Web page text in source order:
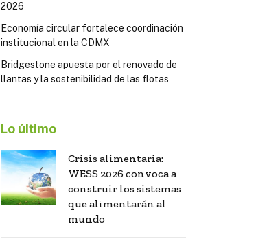
2026
Economía circular fortalece coordinación
institucional en la CDMX
Bridgestone apuesta por el renovado de
llantas y la sostenibilidad de las flotas
Lo último
Crisis alimentaria:
WESS 2026 convoca a
construir los sistemas
que alimentarán al
mundo